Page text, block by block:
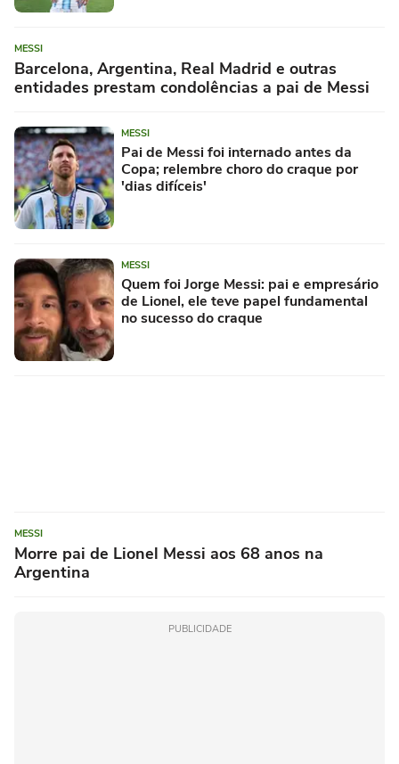
MESSI
Barcelona, Argentina, Real Madrid e outras
entidades prestam condolências a pai de Messi
MESSI
Pai de Messi foi internado antes da
Copa; relembre choro do craque por
'dias difíceis'
MESSI
Quem foi Jorge Messi: pai e empresário
de Lionel, ele teve papel fundamental
no sucesso do craque
MESSI
Morre pai de Lionel Messi aos 68 anos na
Argentina
PUBLICIDADE